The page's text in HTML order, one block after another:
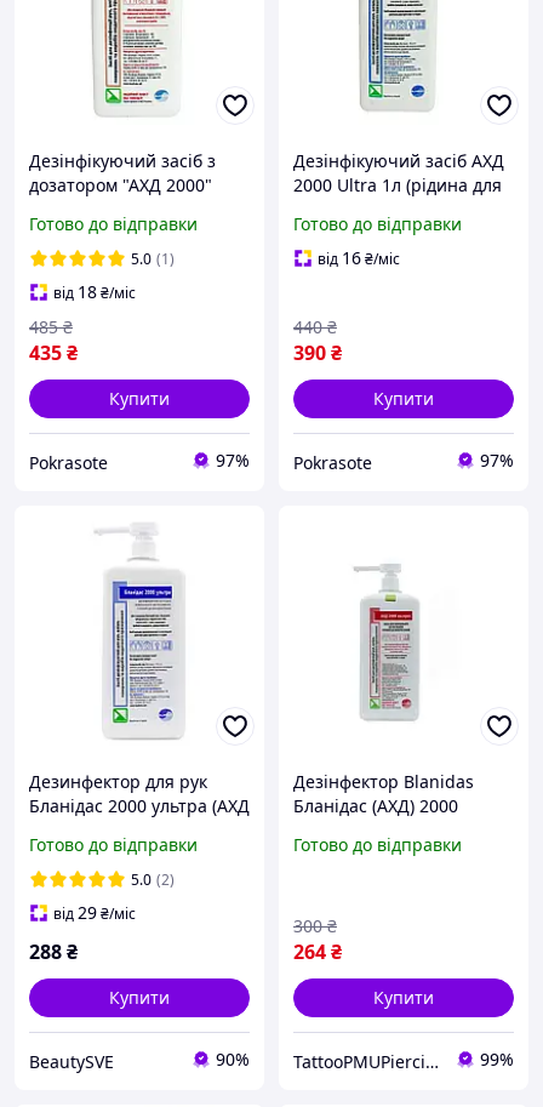
Дезінфікуючий засіб з
дозатором "АХД 2000"
стерилізації, дезінфектор)
Готово до відправки
5.0 (1)
від 18₴/міс
435₴
485 ₴
Купити
Pokrasote 97%
Дезінфікуючий засіб АХД
2000 Ultra 1л (рідина для
Готово до відправки
від 16₴/міс
390₴
440 ₴
Купити
Pokrasote 97%
Дезинфектор для рук
Бланідас 2000 ультра (АХД
Готово до відправки
5.0 (2)
від29₴/міс
288₴
Купити
BeautySVE 90%
Дезінфектор Blanidas
Бланідас (АХД) 2000
дозатором UKR 16-3347
Готово до відправки
264₴
300 ₴
Купити
TattooPMUPiercing 99%